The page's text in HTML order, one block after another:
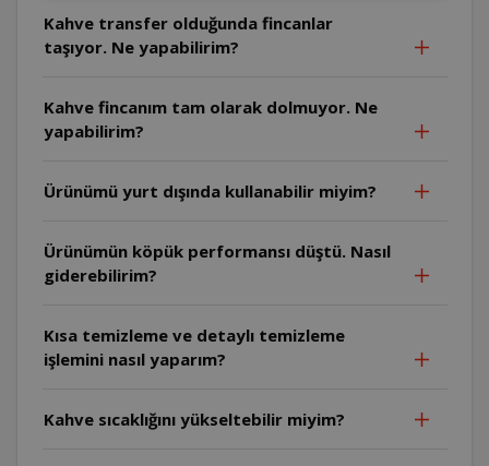
Kahve transfer olduğunda fincanlar
taşıyor. Ne yapabilirim?
Kahve fincanım tam olarak dolmuyor. Ne
yapabilirim?
Ürünümü yurt dışında kullanabilir miyim?
Ürünümün köpük performansı düştü. Nasıl
giderebilirim?
Kısa temizleme ve detaylı temizleme
işlemini nasıl yaparım?
Kahve sıcaklığını yükseltebilir miyim?